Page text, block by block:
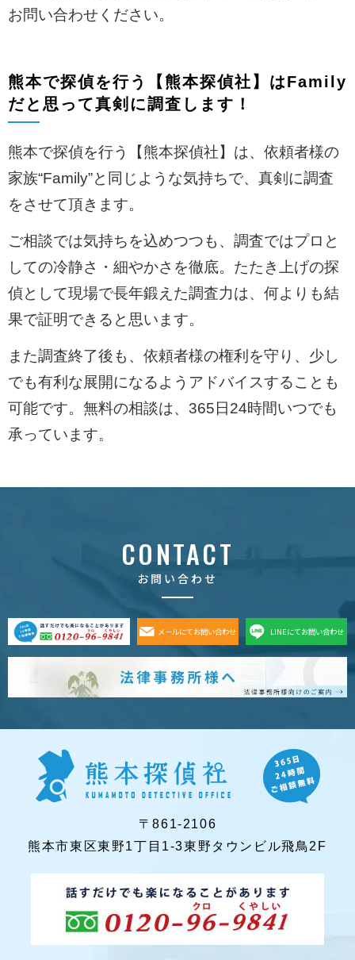
お問い合わせください。
熊本で探偵を行う【熊本探偵社】はFamily
だと思って真剣に調査します！
熊本で探偵を行う【熊本探偵社】は、依頼者様の
家族“Family”と同じような気持ちで、真剣に調査
をさせて頂きます。
ご相談では気持ちを込めつつも、調査ではプロと
しての冷静さ・細やかさを徹底。たたき上げの探
偵として現場で長年鍛えた調査力は、何よりも結
果で証明できると思います。
また調査終了後も、依頼者様の権利を守り、少し
でも有利な展開になるようアドバイスすることも
可能です。無料の相談は、365日24時間いつでも
承っています。
CONTACT
お問い合わせ
メールにてお問い合わせ LINEにてお問い合わせ
〒861-2106
熊本市東区東野1丁目1-3東野タウンビル飛鳥2F